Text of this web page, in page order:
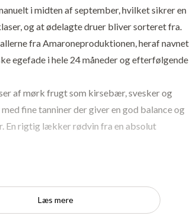
i midten af september, hvilket sikrer en
og at ødelagte druer bliver sorteret fra.
fra Amaroneproduktionen, heraf navnet
egefade i hele 24 måneder og efterfølgende
af mørk frugt som kirsebær, svesker og
fine tanniner der giver en god balance og
En rigtig lækker rødvin fra en absolut
Rondinella 10%
Læs mere